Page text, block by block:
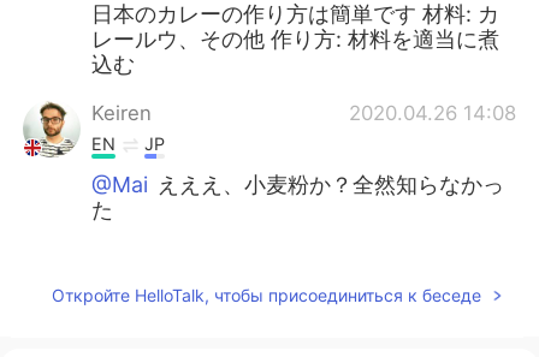
日本のカレーの作り方は簡単です 材料: カ
レールウ、その他 作り方: 材料を適当に煮
込む
Keiren 2020.04.26 14:08
EN JP
@Mai えええ、小麦粉か？全然知らなかっ
た
JP EN
Откройте HelloTalk, чтобы присоединиться к беседе